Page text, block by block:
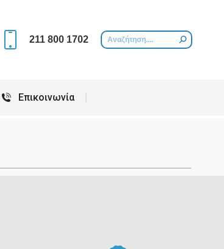
211 800 1702
Επικοινωνία
εξυπηρετούμε Επικοινωνία